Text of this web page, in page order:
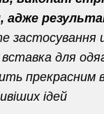
адже
застосування
для
прекрасним
ідей